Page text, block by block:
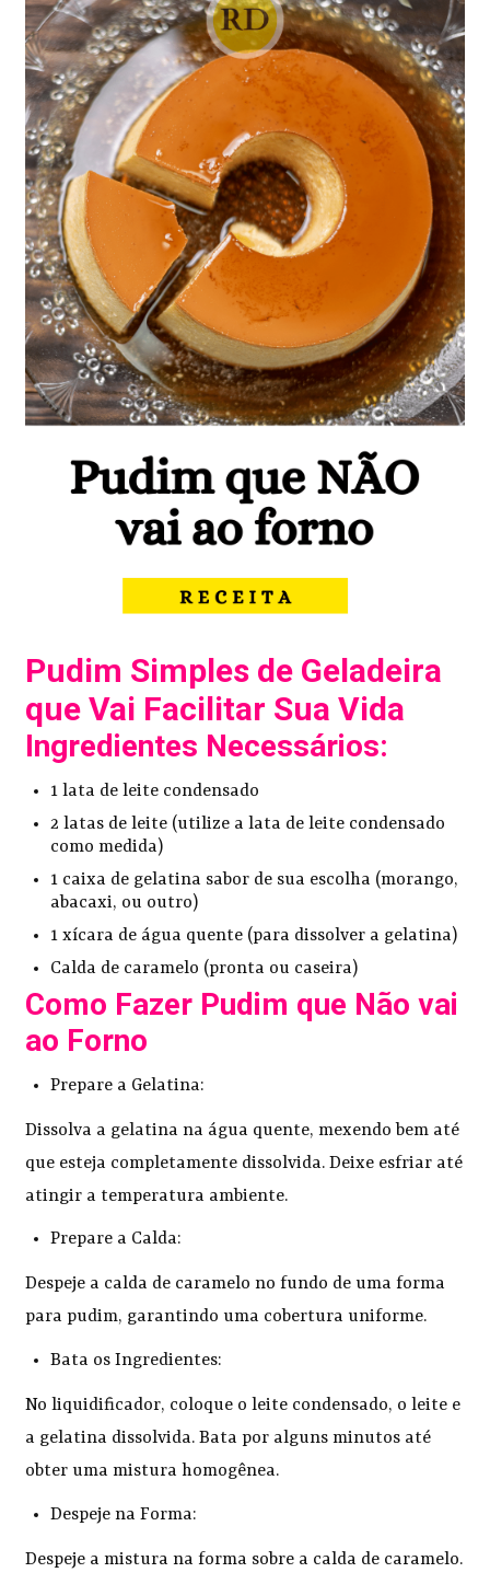
Pudim Simples de Geladeira
que Vai Facilitar Sua Vida
Ingredientes Necessários:
1 lata de leite condensado
2 latas de leite (utilize a lata de leite condensado
como medida)
1 caixa de gelatina sabor de sua escolha (morango,
abacaxi, ou outro)
1 xícara de água quente (para dissolver a gelatina)
Calda de caramelo (pronta ou caseira)
Como Fazer Pudim que Não vai
ao Forno
Prepare a Gelatina:
Dissolva a gelatina na água quente, mexendo bem até
que esteja completamente dissolvida. Deixe esfriar até
atingir a temperatura ambiente.
Prepare a Calda:
Despeje a calda de caramelo no fundo de uma forma
para pudim, garantindo uma cobertura uniforme.
Bata os Ingredientes:
No liquidificador, coloque o leite condensado, o leite e
a gelatina dissolvida. Bata por alguns minutos até
obter uma mistura homogênea.
Despeje na Forma:
Despeje a mistura na forma sobre a calda de caramelo.